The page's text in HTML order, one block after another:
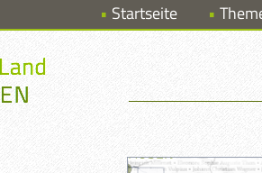
Startseite